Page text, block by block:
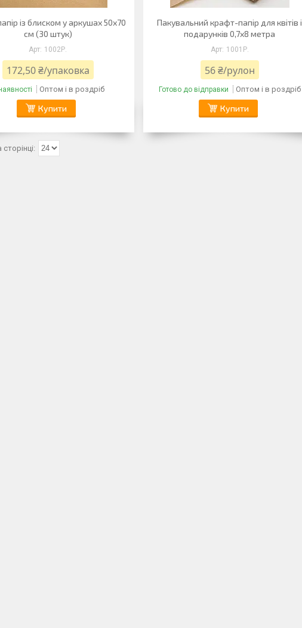
із блиском у аркушах 50х70
см (30 штук)
1002Р.
172,50 ₴/упаковка
Оптом і в роздріб
Купити
Пакувальний крафт-папір для квітів і
подарунків 0,7х8 метра
1001Р.
56 ₴/рулон
Готово до відправки Оптом і в роздріб
Купити